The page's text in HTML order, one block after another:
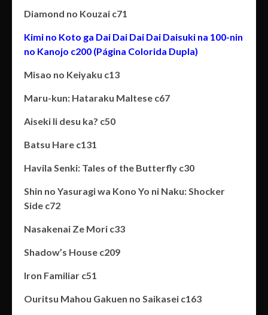
Diamond no Kouzai c71
Kimi no Koto ga Dai Dai Dai Dai Daisuki na 100-nin
no Kanojo c200 (Página Colorida Dupla)
Misao no Keiyaku c13
Maru-kun: Hataraku Maltese c67
Aiseki Ii desu ka? c50
Batsu Hare c131
Havila Senki: Tales of the Butterfly c30
Shin no Yasuragi wa Kono Yo ni Naku: Shocker
Side c72
Nasakenai Ze Mori c33
Shadow’s House c209
Iron Familiar c51
Ouritsu Mahou Gakuen no Saikasei c163